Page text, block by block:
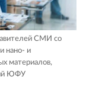
СМИ со
нано- и
материалов,
ЮФУ